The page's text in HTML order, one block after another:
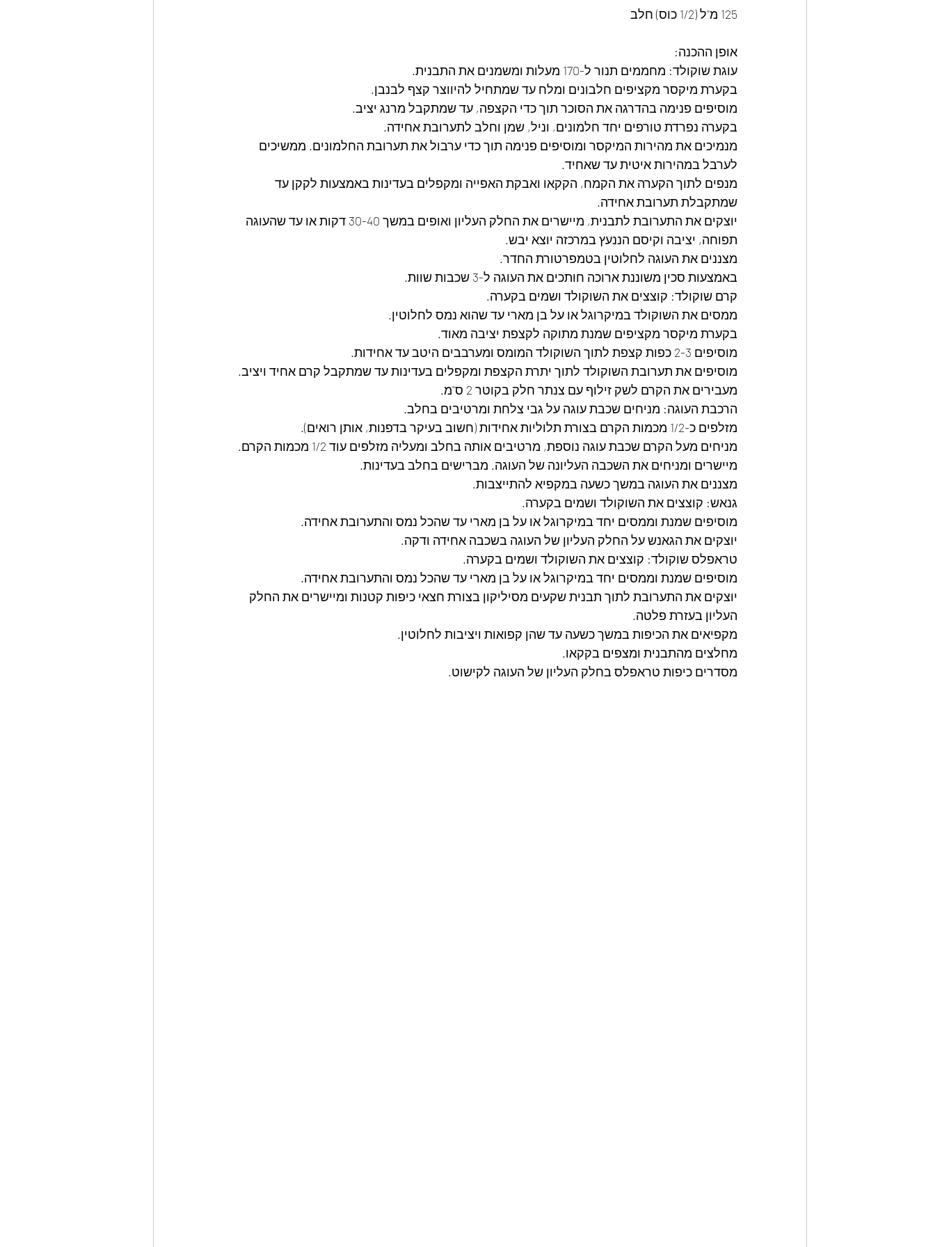
125 מ"ל (1/2 כוס) חלב
אופן ההכנה:
עוגת שוקולד: מחממים תנור ל-170 מעלות ומשמנים את התבנית.
בקערת מיקסר מקציפים חלבונים ומלח עד שמתחיל להיווצר קצף לבנבן.
מוסיפים פנימה בהדרגה את הסוכר תוך כדי הקצפה, עד שמתקבל מרנג יציב.
בקערה נפרדת טורפים יחד חלמונים, וניל, שמן וחלב לתערובת אחידה.
מנמיכים את מהירות המיקסר ומוסיפים פנימה תוך כדי ערבול את תערובת החלמונים. ממשיכים
לערבל במהירות איטית עד שאחיד.
מנפים לתוך הקערה את הקמח, הקקאו ואבקת האפייה ומקפלים בעדינות באמצעות לקקן עד
שמתקבלת תערובת אחידה.
יוצקים את התערובת לתבנית, מיישרים את החלק העליון ואופים במשך 30-40 דקות או עד שהעוגה
תפוחה, יציבה וקיסם הננעץ במרכזה יוצא יבש.
מצננים את העוגה לחלוטין בטמפרטורת החדר.
באמצעות סכין משוננת ארוכה חותכים את העוגה ל-3 שכבות שוות.
קרם שוקולד: קוצצים את השוקולד ושמים בקערה.
ממסים את השוקולד במיקרוגל או על בן מארי עד שהוא נמס לחלוטין.
בקערת מיקסר מקציפים שמנת מתוקה לקצפת יציבה מאוד.
מוסיפים 2-3 כפות קצפת לתוך השוקולד המומס ומערבבים היטב עד אחידות.
מוסיפים את תערובת השוקולד לתוך יתרת הקצפת ומקפלים בעדינות עד שמתקבל קרם אחיד ויציב.
מעבירים את הקרם לשק זילוף עם צנתר חלק בקוטר 2 ס"מ.
הרכבת העוגה: מניחים שכבת עוגה על גבי צלחת ומרטיבים בחלב.
מזלפים כ-1/2 מכמות הקרם בצורת תלוליות אחידות (חשוב בעיקר בדפנות, אותן רואים).
מניחים מעל הקרם שכבת עוגה נוספת, מרטיבים אותה בחלב ומעליה מזלפים עוד 1/2 מכמות הקרם.
מיישרים ומניחים את השכבה העליונה של העוגה. מברישים בחלב בעדינות.
מצננים את העוגה במשך כשעה במקפיא להתייצבות.
גנאש: קוצצים את השוקולד ושמים בקערה.
מוסיפים שמנת וממסים יחד במיקרוגל או על בן מארי עד שהכל נמס והתערובת אחידה.
יוצקים את הגאנש על החלק העליון של העוגה בשכבה אחידה ודקה.
טראפלס שוקולד: קוצצים את השוקולד ושמים בקערה.
מוסיפים שמנת וממסים יחד במיקרוגל או על בן מארי עד שהכל נמס והתערובת אחידה.
יוצקים את התערובת לתוך תבנית שקעים מסיליקון בצורת חצאי כיפות קטנות ומיישרים את החלק
העליון בעזרת פלטה.
מקפיאים את הכיפות במשך כשעה עד שהן קפואות ויציבות לחלוטין.
מחלצים מהתבנית ומצפים בקקאו.
מסדרים כיפות טראפלס בחלק העליון של העוגה לקישוט.